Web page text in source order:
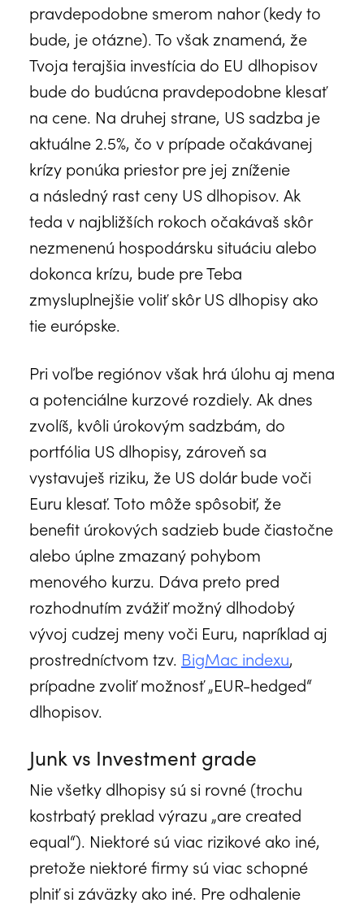
pravdepodobne smerom nahor (kedy to
bude, je otázne). To však znamená, že
Tvoja terajšia investícia do EU dlhopisov
bude do budúcna pravdepodobne klesať
na cene. Na druhej strane, US sadzba je
aktuálne 2.5%, čo v prípade očakávanej
krízy ponúka priestor pre jej zníženie
a následný rast ceny US dlhopisov. Ak
teda v najbližších rokoch očakávaš skôr
nezmenenú hospodársku situáciu alebo
dokonca krízu, bude pre Teba
zmysluplnejšie voliť skôr US dlhopisy ako
tie európske.
Pri voľbe regiónov však hrá úlohu aj mena
a potenciálne kurzové rozdiely. Ak dnes
zvolíš, kvôli úrokovým sadzbám, do
portfólia US dlhopisy, zároveň sa
vystavuješ riziku, že US dolár bude voči
Euru klesať. Toto môže spôsobiť, že
benefit úrokových sadzieb bude čiastočne
alebo úplne zmazaný pohybom
menového kurzu. Dáva preto pred
rozhodnutím zvážiť možný dlhodobý
vývoj cudzej meny voči Euru, napríklad aj
prostredníctvom tzv. BigMac indexu,
prípadne zvoliť možnosť „EUR-hedged“
dlhopisov.
Junk vs Investment grade
Nie všetky dlhopisy sú si rovné (trochu
kostrbatý preklad výrazu „are created
equal“). Niektoré sú viac rizikové ako iné,
pretože niektoré firmy sú viac schopné
plniť si záväzky ako iné. Pre odhalenie